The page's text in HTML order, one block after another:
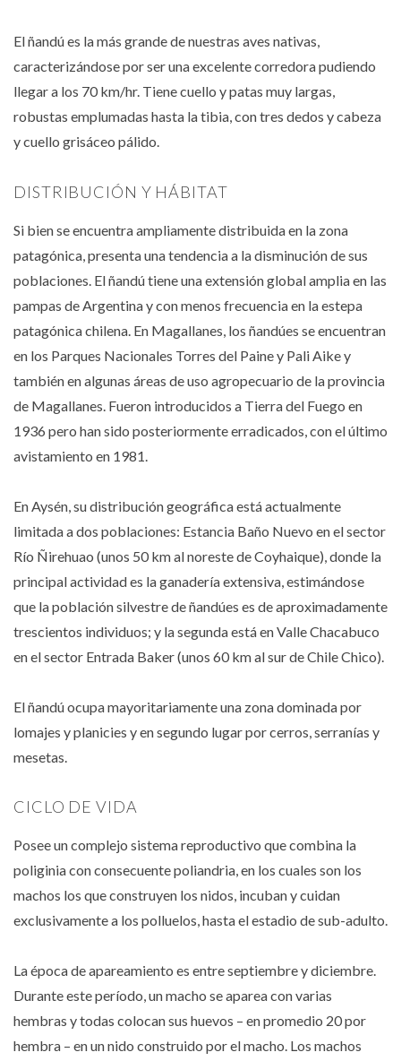
El ñandú es la más grande de nuestras aves nativas,
caracterizándose por ser una excelente corredora pudiendo
llegar a los 70 km/hr. Tiene cuello y patas muy largas,
robustas emplumadas hasta la tibia, con tres dedos y cabeza
y cuello grisáceo pálido.
DISTRIBUCIÓN Y HÁBITAT
Si bien se encuentra ampliamente distribuida en la zona
patagónica, presenta una tendencia a la disminución de sus
poblaciones. El ñandú tiene una extensión global amplia en las
pampas de Argentina y con menos frecuencia en la estepa
patagónica chilena. En Magallanes, los ñandúes se encuentran
en los Parques Nacionales Torres del Paine y Pali Aike y
también en algunas áreas de uso agropecuario de la provincia
de Magallanes. Fueron introducidos a Tierra del Fuego en
1936 pero han sido posteriormente erradicados, con el último
avistamiento en 1981.
En Aysén, su distribución geográfica está actualmente
limitada a dos poblaciones: Estancia Baño Nuevo en el sector
Río Ñirehuao (unos 50 km al noreste de Coyhaique), donde la
principal actividad es la ganadería extensiva, estimándose
que la población silvestre de ñandúes es de aproximadamente
trescientos individuos; y la segunda está en Valle Chacabuco
en el sector Entrada Baker (unos 60 km al sur de Chile Chico).
El ñandú ocupa mayoritariamente una zona dominada por
lomajes y planicies y en segundo lugar por cerros, serranías y
mesetas.
CICLO DE VIDA
Posee un complejo sistema reproductivo que combina la
poliginia con consecuente poliandria, en los cuales son los
machos los que construyen los nidos, incuban y cuidan
exclusivamente a los polluelos, hasta el estadio de sub-adulto.
La época de apareamiento es entre septiembre y diciembre.
Durante este período, un macho se aparea con varias
hembras y todas colocan sus huevos – en promedio 20 por
hembra – en un nido construido por el macho. Los machos